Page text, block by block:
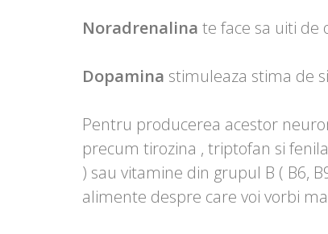
Noradrenalina te face sa uiti de
Dopamina stimuleaza stima de
Pentru producerea acestor
precum tirozina , triptofan si
) sau vitamine din grupul B ( B6,
alimente despre care voi vorbi